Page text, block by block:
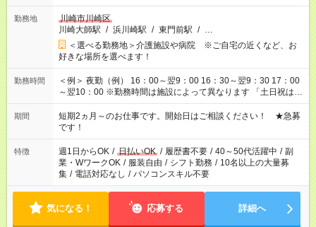
勤務地
川崎市川崎区
川崎大師駅 / 浜川崎駅 / 東門前駅 / …
＜選べる勤務地＞介護施設や病院 ※ご自宅の近くなど、お
好きな場所を選べます！
勤務時間
＜例＞ 夜勤（例） 16：00～翌9：00 16：30～翌9：30 17：00
～翌10：00 ※勤務時間は施設によって異なります 「土日祝は休
みたい」 「しっかり稼ぎたい」 「もう少し遅い時間から始めた
い」など ご希望にあったお仕事をご案内いたします。 ※未経験
の方の場合は1～2ヶ月間は日中での仕事を経験いただき、 お
仕事に慣れてからの夜勤になります。 ★家庭の都合でお休みが
必要な場合も遠慮なくご相談ください。
期間
短期2ヵ月～のお仕事です。開始日はご相談ください！ ★急募
です！
特徴 週1日からOK / 日払いOK / 履歴書不要 / 40～50代活躍中 / 副
業・WワークOK / 服装自由 / シフト勤務 / 10名以上の大量募
集 / 電話対応なし / パソコンスキル不要
気になる！ 応募する 詳細へ